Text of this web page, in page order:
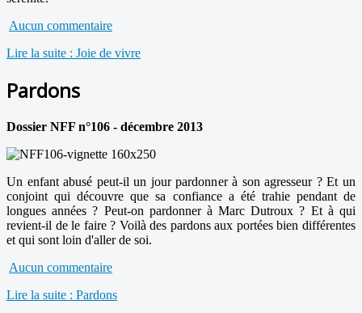
Aucun commentaire
Lire la suite : Joie de vivre
Pardons
Dossier NFF n°106 - décembre 2013
Un enfant abusé peut-il un jour pardonner à son agresseur ? Et un
conjoint qui découvre que sa confiance a été trahie pendant de
longues années ? Peut-on pardonner à Marc Dutroux ? Et à qui
revient-il de le faire ? Voilà des pardons aux portées bien différentes
et qui sont loin d'aller de soi.
Aucun commentaire
Lire la suite : Pardons